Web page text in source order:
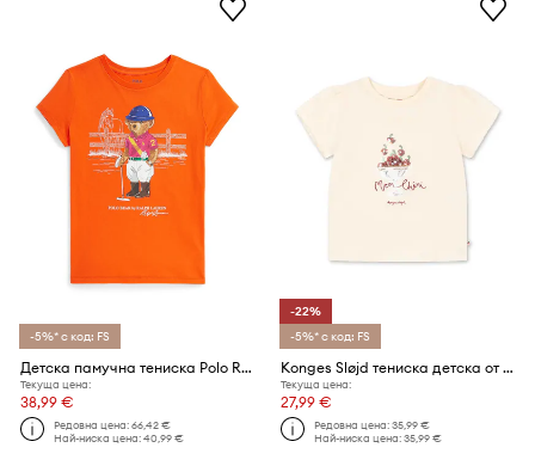
-5%* с код: FS
Детска памучна тениска Polo Ralph Lauren
Текуща цена:
38,99 €
Редовна цена:66,42 €
Най-ниска цена:40,99 €
-22%
-5%* с код: FS
Konges Sløjd тениска детска от памук FAMO PUFF TEE GOTS
Текуща цена:
27,99 €
Редовна цена:35,99 €
Най-ниска цена:35,99 €